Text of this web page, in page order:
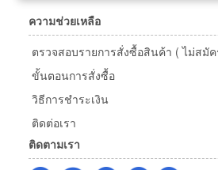
ความช่วยเหลือ
ตรวจสอบรายการสั่งซื้อสินค้า ( ไม่สมั
ขั้นตอนการสั่งซื้อ
วิธีการชำระเงิน
ติดต่อเรา
ติดตามเรา